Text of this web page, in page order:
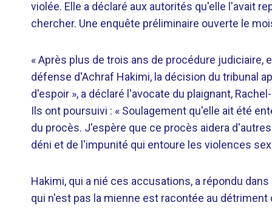
violée. Elle a déclaré aux autorités qu'elle l'avait
chercher. Une enquête préliminaire ouverte le
« Après plus de trois ans de procédure judiciaire,
défense d'Achraf Hakimi, la décision du tribunal
d'espoir », a déclaré l'avocate du plaignant,
Ils ont poursuivi : « Soulagement qu'elle ait été
du procès. J'espère que ce procès aidera
déni et de l'impunité qui entoure les violences
Hakimi, qui a nié ces accusations, a répondu
qui n'est pas la mienne est racontée au détriment